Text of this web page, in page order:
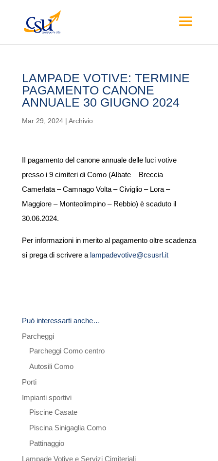
LAMPADE VOTIVE: TERMINE
PAGAMENTO CANONE
ANNUALE 30 GIUGNO 2024
Mar 29, 2024| Archivio
II pagamento del canone annuale delle luci votive
presso i 9 cimiteri di Como (Albate – Breccia –
Camerlata – Camnago Volta – Civiglio – Lora –
Maggiore – Monteolimpino – Rebbio) è scaduto il
30.06.2024.
Per informazioni in merito al pagamento oltre scadenza
si prega di scrivere a lampadevotive@csusrl.it
Può interessarti anche…
Parcheggi
Parcheggi Como centro
Autosili Como
Porti
Impianti sportivi
Piscine Casate
Piscina Sinigaglia Como
Pattinaggio
Lampade Votive e Servizi Cimiteriali